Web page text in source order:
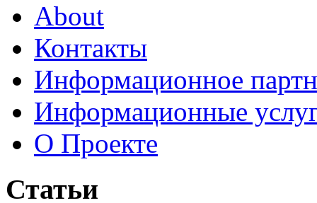
About
Контакты
Информационное
Информационные
О Проекте
Статьи